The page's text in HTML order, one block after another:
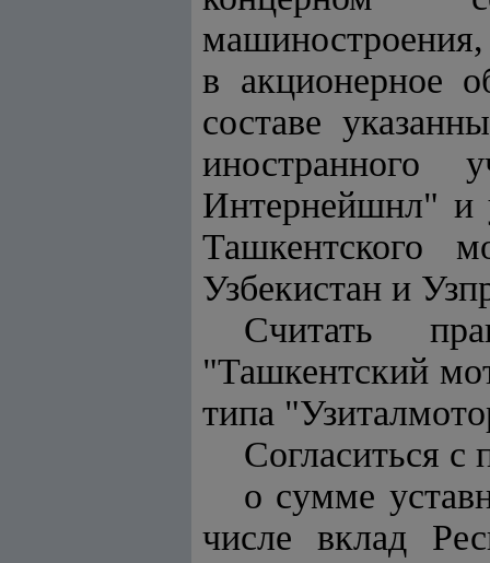
машиностроения,
в акционерное
составе
Интернейшнл" и
Ташкентского
Узбекистан и
Считать
"Ташкентский
типа
Согласиться с
о сумме
числе вклад